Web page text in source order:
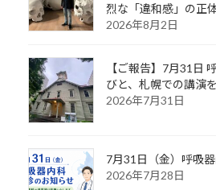
烈な「違和感」の正
2026年8月2日
【ご報告】7月31日
びと、札幌での講演
2026年7月31日
7月31日（金）呼吸
2026年7月28日